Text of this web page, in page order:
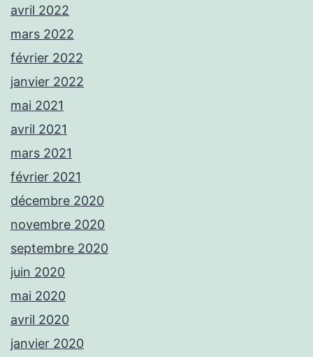
avril 2022
mars 2022
février 2022
janvier 2022
mai 2021
avril 2021
mars 2021
février 2021
décembre 2020
novembre 2020
septembre 2020
juin 2020
mai 2020
avril 2020
janvier 2020